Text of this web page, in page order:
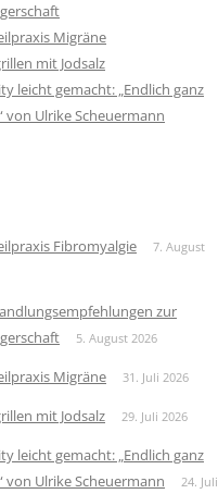
Migräne
mit Jodsalz
leicht gemacht: „Endlich ganz
von Ulrike Scheuermann
Fibromyalgie
7. August
zur
5. August 2026
Migräne 31. Juli 2026
mit Jodsalz 29. Juli 2026
leicht gemacht: „Endlich ganz
von Ulrike Scheuermann
24. Juli